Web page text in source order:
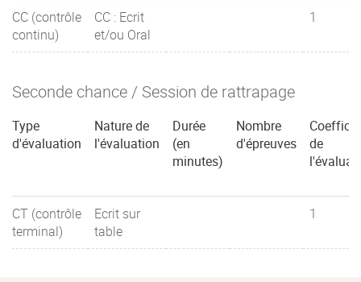
CC (contrôle
continu)
CC : Ecrit
et/ou Oral
1
Seconde chance / Session de rattrapage
Type
d'évaluation
Nature de
l'évaluation
Durée
(en
minutes)
Nombre
d'épreuves
de
CT (contrôle
terminal)
Ecrit sur
table
1